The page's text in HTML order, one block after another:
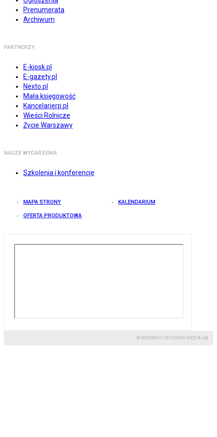
Prenumerata
Archiwum
PARTNERZY
E-kiosk.pl
E-gazety.pl
Nexto.pl
Mała księgowość
Kancelarierp.pl
Wieści Rolnicze
Życie Warszawy
NASZE WYDARZENIA
Szkolenia i konferencje
MAPA STRONY KALENDARIUM
OFERTA PRODUKTOWA
© COPYRIGHT BY GREMI MEDIA SA